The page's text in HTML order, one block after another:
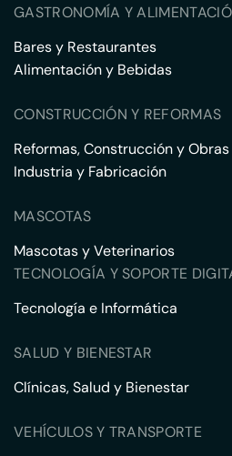
GASTRONOMÍA Y
Bares y Restaurantes
Alimentación y Bebidas
CONSTRUCCIÓN Y REFORMAS
Reformas, Construcción y Obras
Industria y Fabricación
MASCOTAS
Mascotas y Veterinarios
TECNOLOGÍA Y SOPORTE
Tecnología e Informática
SALUD Y BIENESTAR
Clínicas, Salud y Bienestar
VEHÍCULOS Y TRANSPORTE